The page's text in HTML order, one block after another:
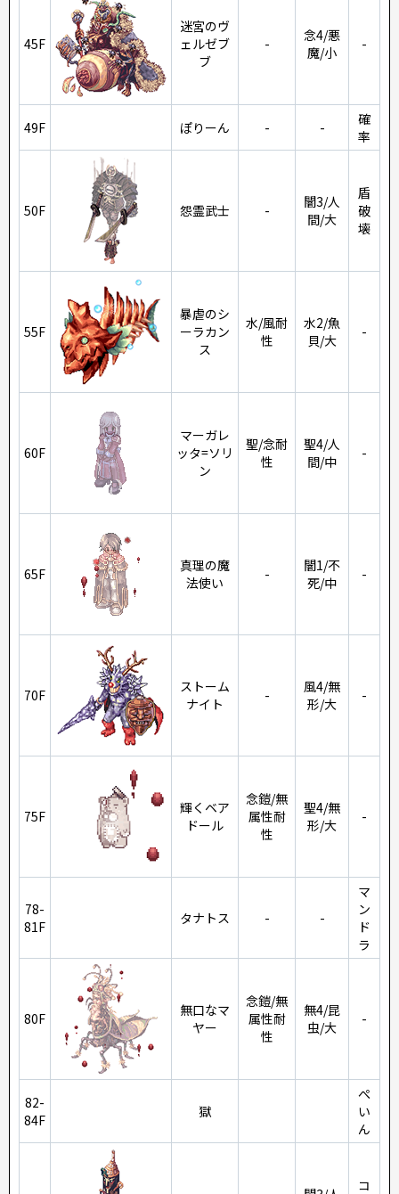
45F
迷宮のヴ
ェルゼブ
ブ
-
念4/悪
魔/小
-
49F ぽりーん - -
確
率
50F 怨霊武士 -
闇3/人
間/大
盾
破
壊
55F
暴虐のシ
ーラカン
ス
水/風耐
性
水2/魚
貝/大
-
60F
マーガレ
ッタ=ソリ
ン
聖/念耐
性
聖4/人
間/中
-
65F
真理の魔
法使い
-
闇1/不
死/中
-
70F
ストーム
ナイト
-
風4/無
形/大
-
75F
輝くベア
ドール
念鎧/無
属性耐
性
聖4/無
形/大
-
78-
81F
タナトス - -
マ
ン
ド
ラ
80F
無口なマ
ヤー
念鎧/無
属性耐
性
無4/昆
虫/大
-
82-
84F
獄
ぺ
い
ん
コ